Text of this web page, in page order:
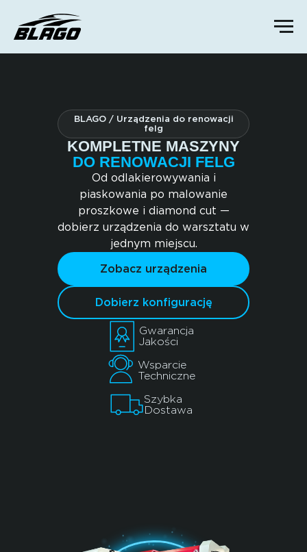
BLAGO / Urządzenia do renowacji
felg
KOMPLETNE MASZYNY
DO RENOWACJI FELG
Od odlakierowywania i
piaskowania po malowanie
proszkowe i diamond cut —
dobierz urządzenia do warsztatu w
jednym miejscu.
Zobacz urządzenia
Dobierz konfigurację
Gwarancja
Jakości
Wsparcie
Techniczne
Szybka
Dostawa